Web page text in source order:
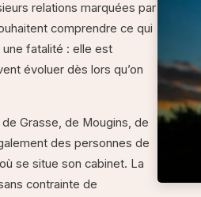
relations marquées par
comprendre ce qui
fatalité : elle est
évoluer dès lors qu’on
Grasse, de Mougins, de
des personnes de
se situe son cabinet. La
contrainte de